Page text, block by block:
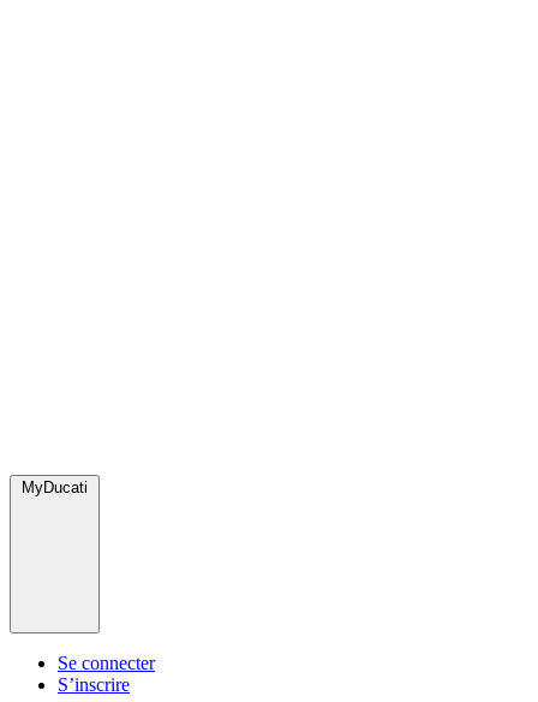
MyDucati
Se connecter
S’inscrire